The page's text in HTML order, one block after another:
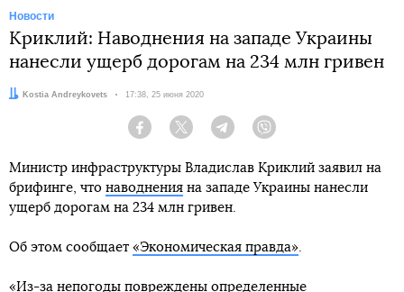
Новости
Криклий: Наводнения на западе Украины
нанесли ущерб дорогам на 234 млн гривен
Автор:Kostia Andreykovets Дата:
17:38, 25 июня 2020
Facebook Twitter Telegram
Министр инфраструктуры Владислав Криклий заявил на
брифинге, что наводнения на западе Украины нанесли
ущерб дорогам на 234 млн гривен.
Об этом сообщает «Экономическая правда».
«Из-за непогоды повреждены определенные